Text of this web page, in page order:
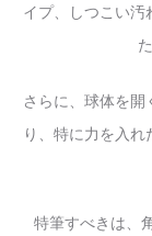
イプ、しつこい汚
さらに、球体を
り、特に力を入
特筆すべきは、